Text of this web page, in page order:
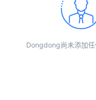
Dongdong尚未添加任